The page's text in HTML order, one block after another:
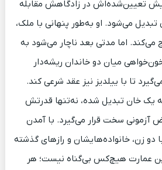
تعیین‌شده‌اش در زادگاهش مقابله
می‌شود. او به‌طور پنهانی با ملک،
می‌کند. اما مدتی بعد ناچار می‌شود به
خون‌خواهی میان دو خاندان ریشه‌دار
تا با ییلدیز نیز عقد شرعی کند.
یک خان تبدیل شده، نه‌تنها قدرتش
آزمونی سخت قرار می‌گیرد. با آمدن
دو زن، خانواده‌هایشان و رازهای گذشته
عمارت هیچ‌کس بی‌گناه نیست؛ هر